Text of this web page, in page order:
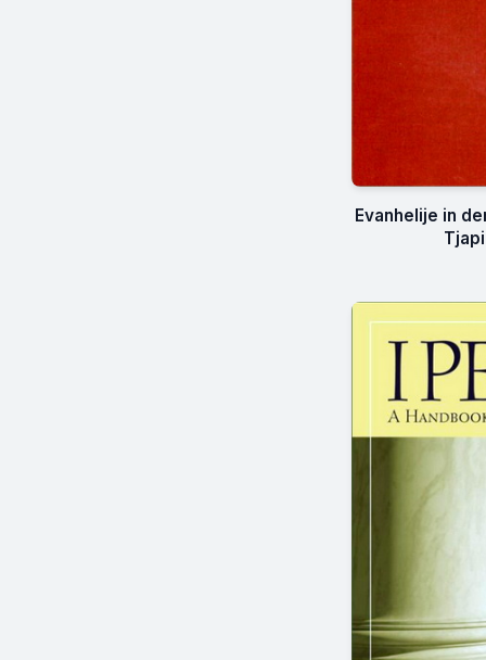
Evanhelije in